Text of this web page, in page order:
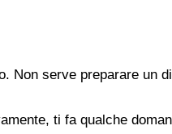
Non serve preparare un
ti fa qualche